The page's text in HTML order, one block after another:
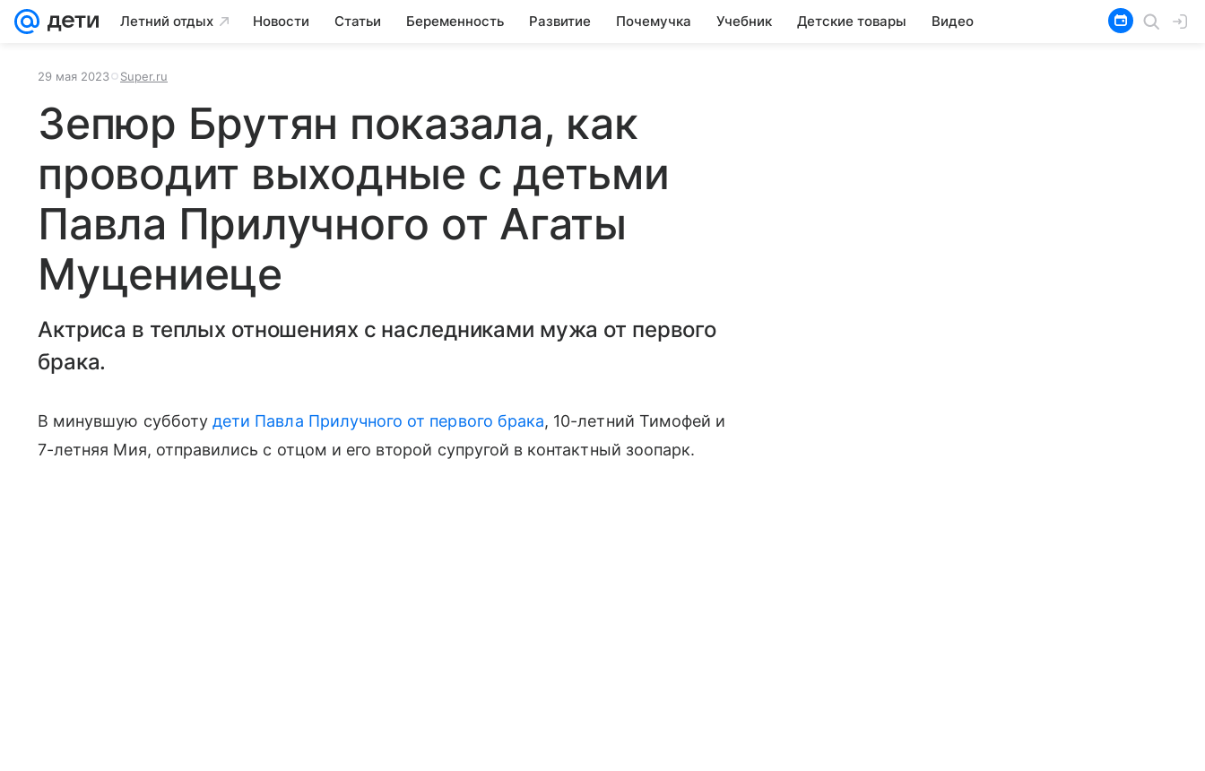
Летний отдых Новости Статьи Беременность Развитие Почемучка Учебник Детские товары Видео
29 мая 2023 Super.ru
Зепюр Брутян показала, как
проводит выходные с детьми
Павла Прилучного от Агаты
Муцениеце
Актриса в теплых отношениях с наследниками мужа от первого
брака.
В минувшую субботудети Павла Прилучного от первого брака, 10-летний Тимофей и
7-летняя Мия, отправились с отцом и его второй супругой в контактный зоопарк.